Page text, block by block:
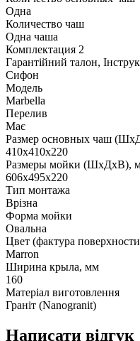
Одна
Количество чаш
Одна чаша
Комплектация 2
Гарантійний талон,
Сифон
Модель
Marbella
Перелив
Має
Размер основных чаш
410х410х220
Размеры мойки (ШхДхВ),
606х495х220
Тип монтажа
Врізна
Форма мойки
Овальна
Цвет (фактура
Marron
Ширина крыла, мм
160
Матеріал виготовлення
Граніт (Nanogranit)
Написати відгук